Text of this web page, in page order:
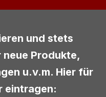
und stets
Produkte,
u.v.m. Hier für
eintragen: